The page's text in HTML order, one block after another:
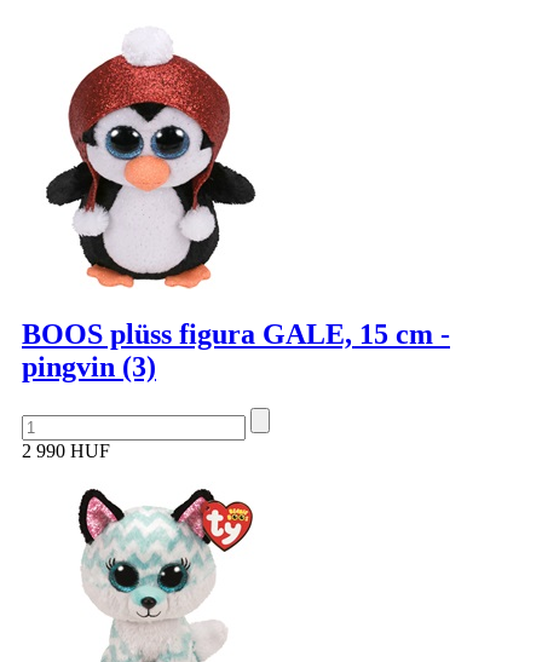
BOOS plüss figura GALE, 15 cm -
pingvin (3)
2 990 HUF